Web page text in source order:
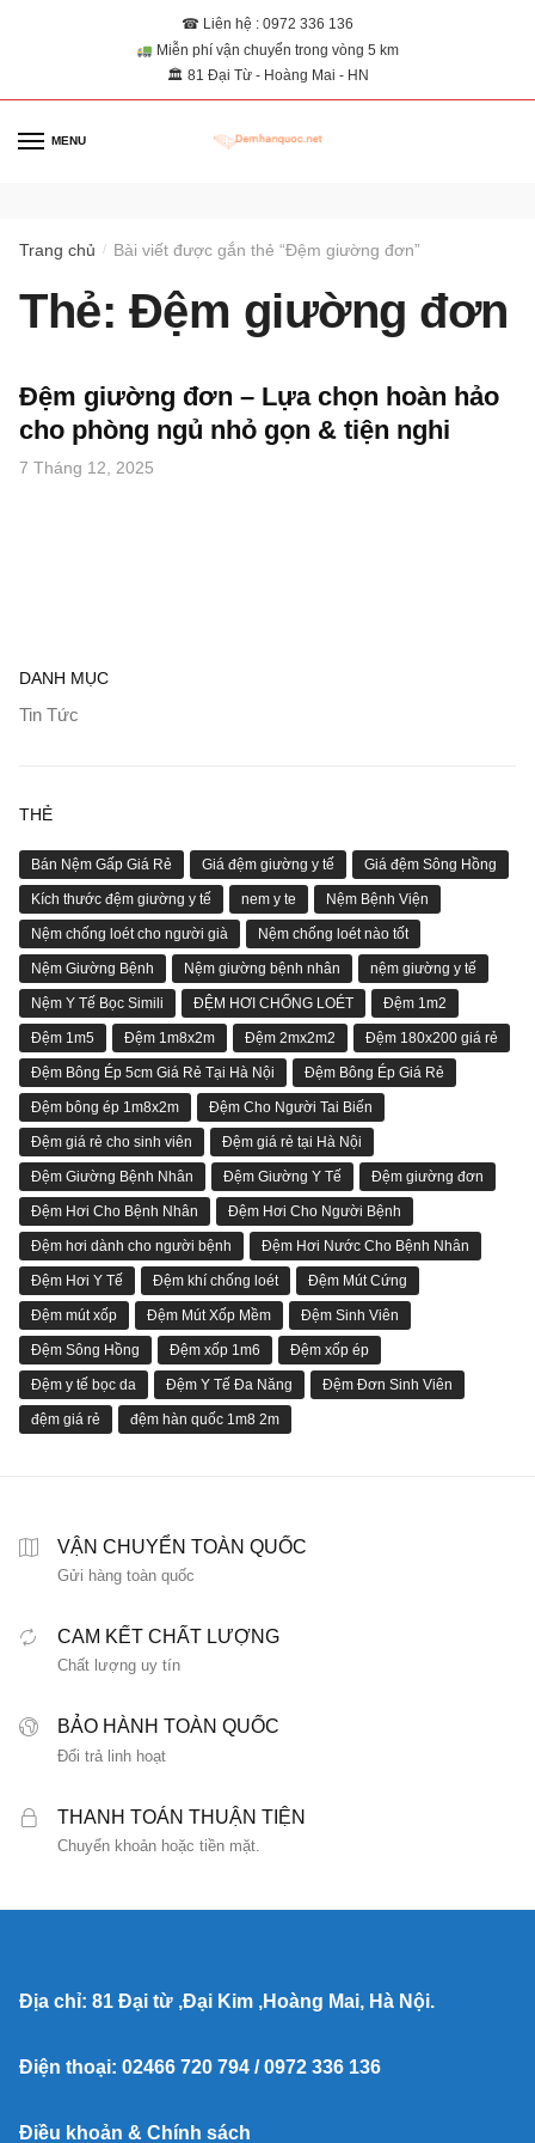
☎ Liên hệ : 0972 336 136
Miễn phí vận chuyển trong vòng 5 km
🏛 81 Đại Từ - Hoàng Mai - HN
MENU
Trang chủ / Bài viết được gắn thẻ “Đệm giường đơn”
Thẻ: Đệm giường đơn
Đệm giường đơn – Lựa chọn hoàn hảo
cho phòng ngủ nhỏ gọn & tiện nghi
7 Tháng 12, 2025
DANH MỤC
Tin Tức
THẺ
Bán Nệm Gấp Giá Rẻ Giá đệm giường y tế Giá đệm Sông Hồng
Kích thước đệm giường y tế nem y te Nệm Bệnh Viện
Nệm chống loét cho người già Nệm chống loét nào tốt
Nệm Giường Bệnh Nệm giường bệnh nhân nệm giường y tế
Nệm Y Tế Bọc Simili ĐỆM HƠI CHỐNG LOÉT Đệm 1m2
Đệm 1m5 Đệm 1m8x2m Đệm 2mx2m2 Đệm 180x200 giá rẻ
Đệm Bông Ép 5cm Giá Rẻ Tại Hà Nội Đệm Bông Ép Giá Rẻ
Đệm bông ép 1m8x2m Đệm Cho Người Tai Biến
Đệm giá rẻ cho sinh viên Đệm giá rẻ tại Hà Nội
Đệm Giường Bệnh Nhân Đệm Giường Y Tế Đệm giường đơn
Đệm Hơi Cho Bệnh Nhân Đệm Hơi Cho Người Bệnh
Đệm hơi dành cho người bệnh Đệm Hơi Nước Cho Bệnh Nhân
Đệm Hơi Y Tế Đệm khí chống loét Đệm Mút Cứng
Đệm mút xốp Đệm Mút Xốp Mềm Đệm Sinh Viên
Đệm Sông Hồng Đệm xốp 1m6 Đệm xốp ép
Đệm y tế bọc da Đệm Y Tế Đa Năng Đệm Đơn Sinh Viên
đệm giá rẻ đệm hàn quốc 1m8 2m
VẬN CHUYỂN TOÀN QUỐC
Gửi hàng toàn quốc
CAM KẾT CHẤT LƯỢNG
Chất lượng uy tín
BẢO HÀNH TOÀN QUỐC
Đổi trả linh hoạt
THANH TOÁN THUẬN TIỆN
Chuyển khoản hoặc tiền mặt.
Địa chỉ: 81 Đại từ ,Đại Kim ,Hoàng Mai, Hà Nội.
Điện thoại: 02466 720 794 / 0972 336 136
Điều khoản & Chính sách